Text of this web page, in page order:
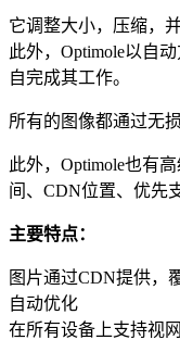
它调整大小，压缩，
此外，Optimole以自
自完成其工作。
所有的图像都通过无
此外，Optimole也有
间、CDN位置、优先
主要特点：
图片通过CDN提供，
自动优化
在所有设备上支持视